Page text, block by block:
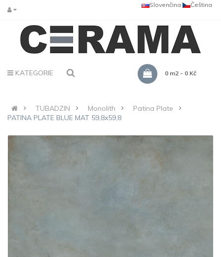
Čeština
Slovenčina
KATEGORIE 0 m2 - 0 Kč
TUBADZIN Monolith
Patina Plate
PATINA PLATE BLUE MAT 59,8x59,8